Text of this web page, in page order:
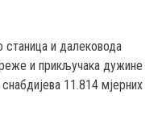
станица и далековода
и прикључака дужине
11.814 мјерних